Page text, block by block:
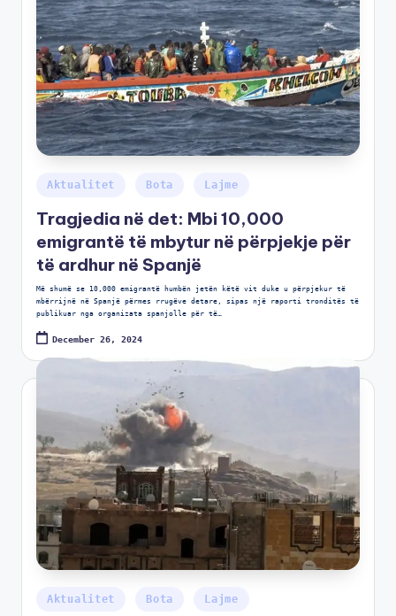
Aktualitet Bota Lajme
Tragjedia në det: Mbi 10,000
emigrantë të mbytur në përpjekje për
të ardhur në Spanjë
Më shumë se 10,000 emigrantë humbën jetën këtë vit duke u përpjekur të
mbërrijnë në Spanjë përmes rrugëve detare, sipas një raporti tronditës të
publikuar nga organizata spanjolle për të…
December 26, 2024
Aktualitet Bota Lajme